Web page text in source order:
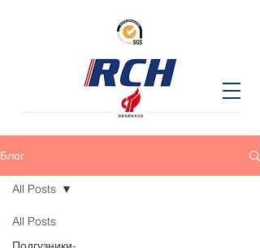
Блог
All Posts
All Posts